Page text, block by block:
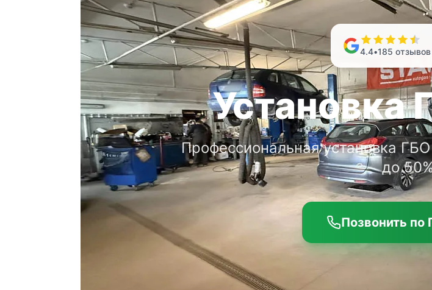
4.4•185 отзывов
Установка
Профессиональная установка
до
Позвонить по